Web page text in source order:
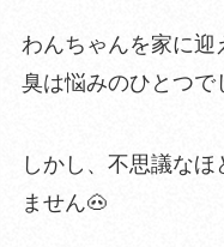
わんちゃんを家に迎
臭は悩みのひとつで
しかし、不思議な
ません🐽